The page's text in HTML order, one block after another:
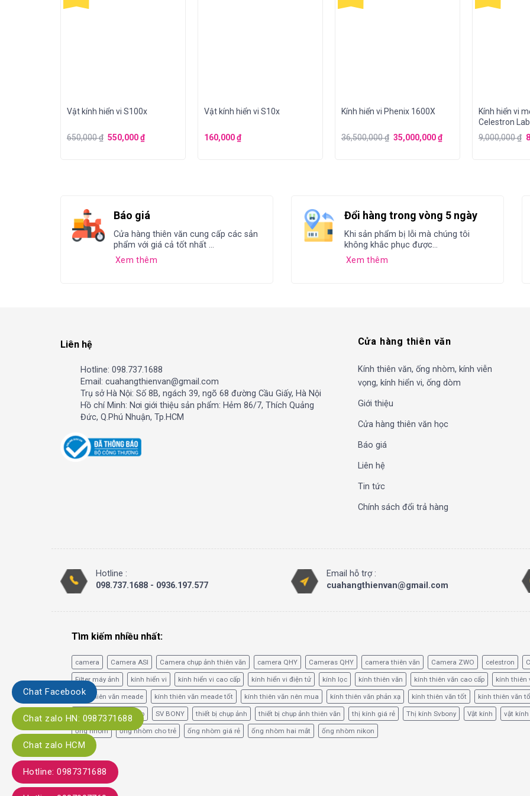
Vật kính hiển vi S100x
650,000₫ 550,000₫
Vật kính hiển vi S10x
160,000₫
Kính hiển vi Phenix 1600X
36,500,000₫ 35,000,000₫
Kính hiển vi
Celestron
44130
9,000,000₫
Báo giá
Cửa hàng thiên văn cung cấp các sản
phẩm với giá cả tốt nhất ...
Xem thêm
Đổi hàng trong vòng 5 ngày
Khi sản phẩm bị lỗi mà chúng tôi
không khắc phục được...
Xem thêm
Liên hệ
Hotline: 098.737.1688
Email: cuahangthienvan@gmail.com
Trụ sở Hà Nội: Số 8B, ngách 39, ngõ 68 đường Cầu Giấy, Hà Nội
Hồ chí Minh: Nơi giới thiệu sản phẩm: Hẻm 86/7, Thích Quảng
Đức, Q.Phú Nhuận, Tp.HCM
Cửa hàng thiên văn
Kính thiên văn, ống nhòm, kính viễn
vọng, kính hiển vi, ống dòm
Giới thiệu
Cửa hàng thiên văn học
Báo giá
Liên hệ
Tin tức
Chính sách đổi trả hàng
Hotline :
098.737.1688 - 0936.197.577
Email hỗ trợ :
cuahangthienvan@gmail.com
Tìm kiếm nhiều nhất:
camera Camera ASI Camera chụp ảnh thiên văn camera QHY Cameras QHY camera thiên văn Camera ZWO celestron
Filter máy ảnh kính hiển vi kính hiển vi cao cấp kính hiển vi điện tử kính lọc kính thiên văn kính thiên văn cao cấp kính thiên
kính thiên văn meade kính thiên văn meade tốt kính thiên văn nên mua kính thiên văn phản xạ kính thiên văn tốt kính thiên văn
phim lọc băng tần hẹp SV BONY thiết bị chụp ảnh thiết bị chụp ảnh thiên văn thị kính giá rẻ Thị kính Svbony Vật kính vật
ống nhòm ống nhòm cho trẻ ống nhòm giá rẻ ống nhòm hai mắt ống nhòm nikon
Chat Facebook
Chat zalo HN: 0987371688
Chat zalo HCM
Hotline: 0987371688